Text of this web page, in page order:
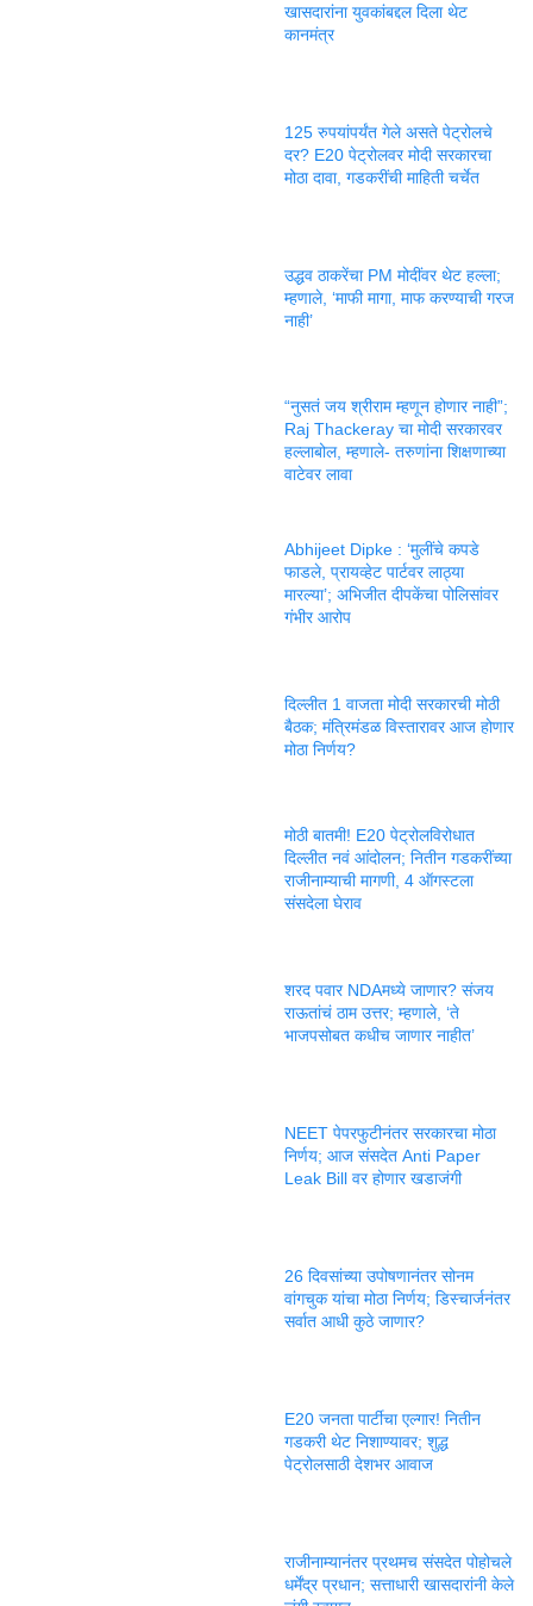
खासदारांना युवकांबद्दल दिला थेट
कानमंत्र
125 रुपयांपर्यंत गेले असते पेट्रोलचे
दर? E20 पेट्रोलवर मोदी सरकारचा
मोठा दावा, गडकरींची माहिती चर्चेत
उद्धव ठाकरेंचा PM मोदींवर थेट हल्ला;
म्हणाले, ‘माफी मागा, माफ करण्याची गरज
नाही’
“नुसतं जय श्रीराम म्हणून होणार नाही”;
Raj Thackeray चा मोदी सरकारवर
हल्लाबोल, म्हणाले- तरुणांना शिक्षणाच्या
वाटेवर लावा
Abhijeet Dipke : ‘मुलींचे कपडे
फाडले, प्रायव्हेट पार्टवर लाठ्या
मारल्या’; अभिजीत दीपकेंचा पोलिसांवर
गंभीर आरोप
दिल्लीत 1 वाजता मोदी सरकारची मोठी
बैठक; मंत्रिमंडळ विस्तारावर आज होणार
मोठा निर्णय?
मोठी बातमी! E20 पेट्रोलविरोधात
दिल्लीत नवं आंदोलन; नितीन गडकरींच्या
राजीनाम्याची मागणी, 4 ऑगस्टला
संसदेला घेराव
शरद पवार NDAमध्ये जाणार? संजय
राऊतांचं ठाम उत्तर; म्हणाले, ‘ते
भाजपसोबत कधीच जाणार नाहीत’
NEET पेपरफुटीनंतर सरकारचा मोठा
निर्णय; आज संसदेत Anti Paper
Leak Bill वर होणार खडाजंगी
26 दिवसांच्या उपोषणानंतर सोनम
वांगचुक यांचा मोठा निर्णय; डिस्चार्जनंतर
सर्वात आधी कुठे जाणार?
E20 जनता पार्टीचा एल्गार! नितीन
गडकरी थेट निशाण्यावर; शुद्ध
पेट्रोलसाठी देशभर आवाज
राजीनाम्यानंतर प्रथमच संसदेत पोहोचले
धर्मेंद्र प्रधान; सत्ताधारी खासदारांनी केले